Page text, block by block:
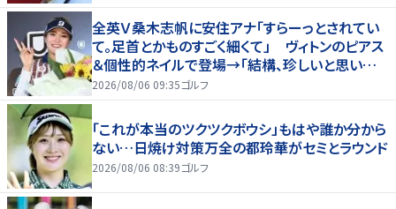
全英Ｖ桑木志帆に安住アナ「すらーっとされてい
て。足首とかものすごく細くて」 ヴィトンのピアス
＆個性的ネイルで登場→「結構、珍しいと思いま
す」
2026/08/06 09:35ゴルフ
「これが本当のツクツクボウシ」もはや誰か分から
ない…日焼け対策万全の都玲華がセミとラウンド
2026/08/06 08:39ゴルフ